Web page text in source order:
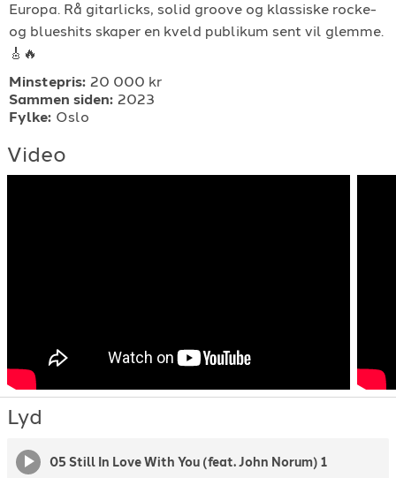
Europa. Rå gitarlicks, solid groove og klassiske rocke-
og blueshits skaper en kveld publikum sent vil glemme.
🎸🔥
Minstepris: 20 000 kr
Sammen siden: 2023
Fylke: Oslo
Video
Lyd
05 Still In Love With You (feat. John Norum) 1